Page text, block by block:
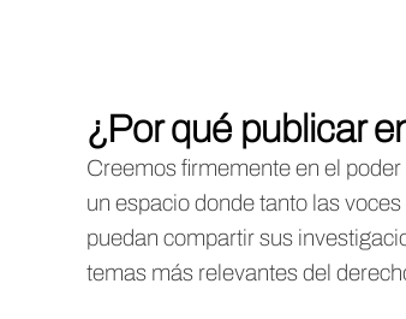
¿Por qué publicar
Creemos firmemente en el
un espacio donde tanto las
puedan compartir sus
temas más relevantes del